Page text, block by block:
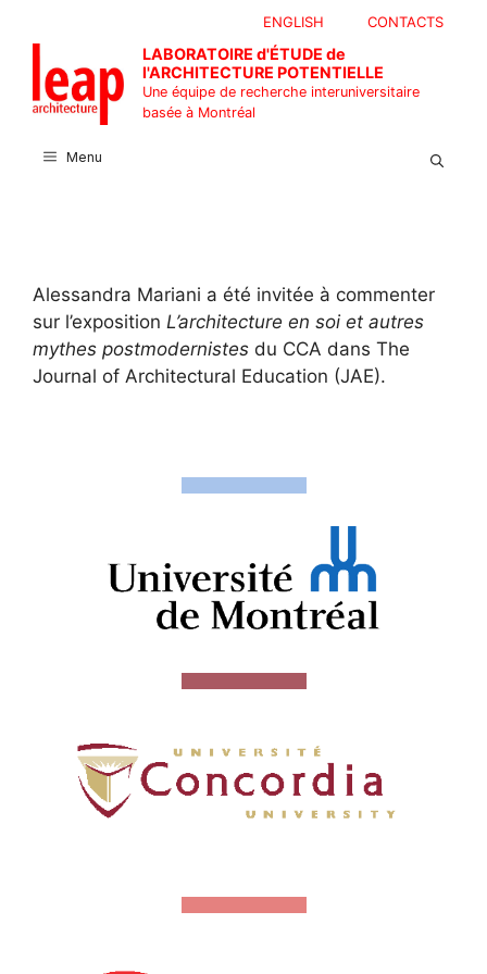
contenu
CONTACTS
ENGLISH
LABORATOIRE d'ÉTUDE de
l'ARCHITECTURE POTENTIELLE
Une équipe de recherche interuniversitaire
basée à Montréal
Menu
Alessandra Mariani a été invitée à commenter
sur l’exposition L’architecture en soi et autres
mythes postmodernistes du CCA dans The
Journal of Architectural Education (JAE).